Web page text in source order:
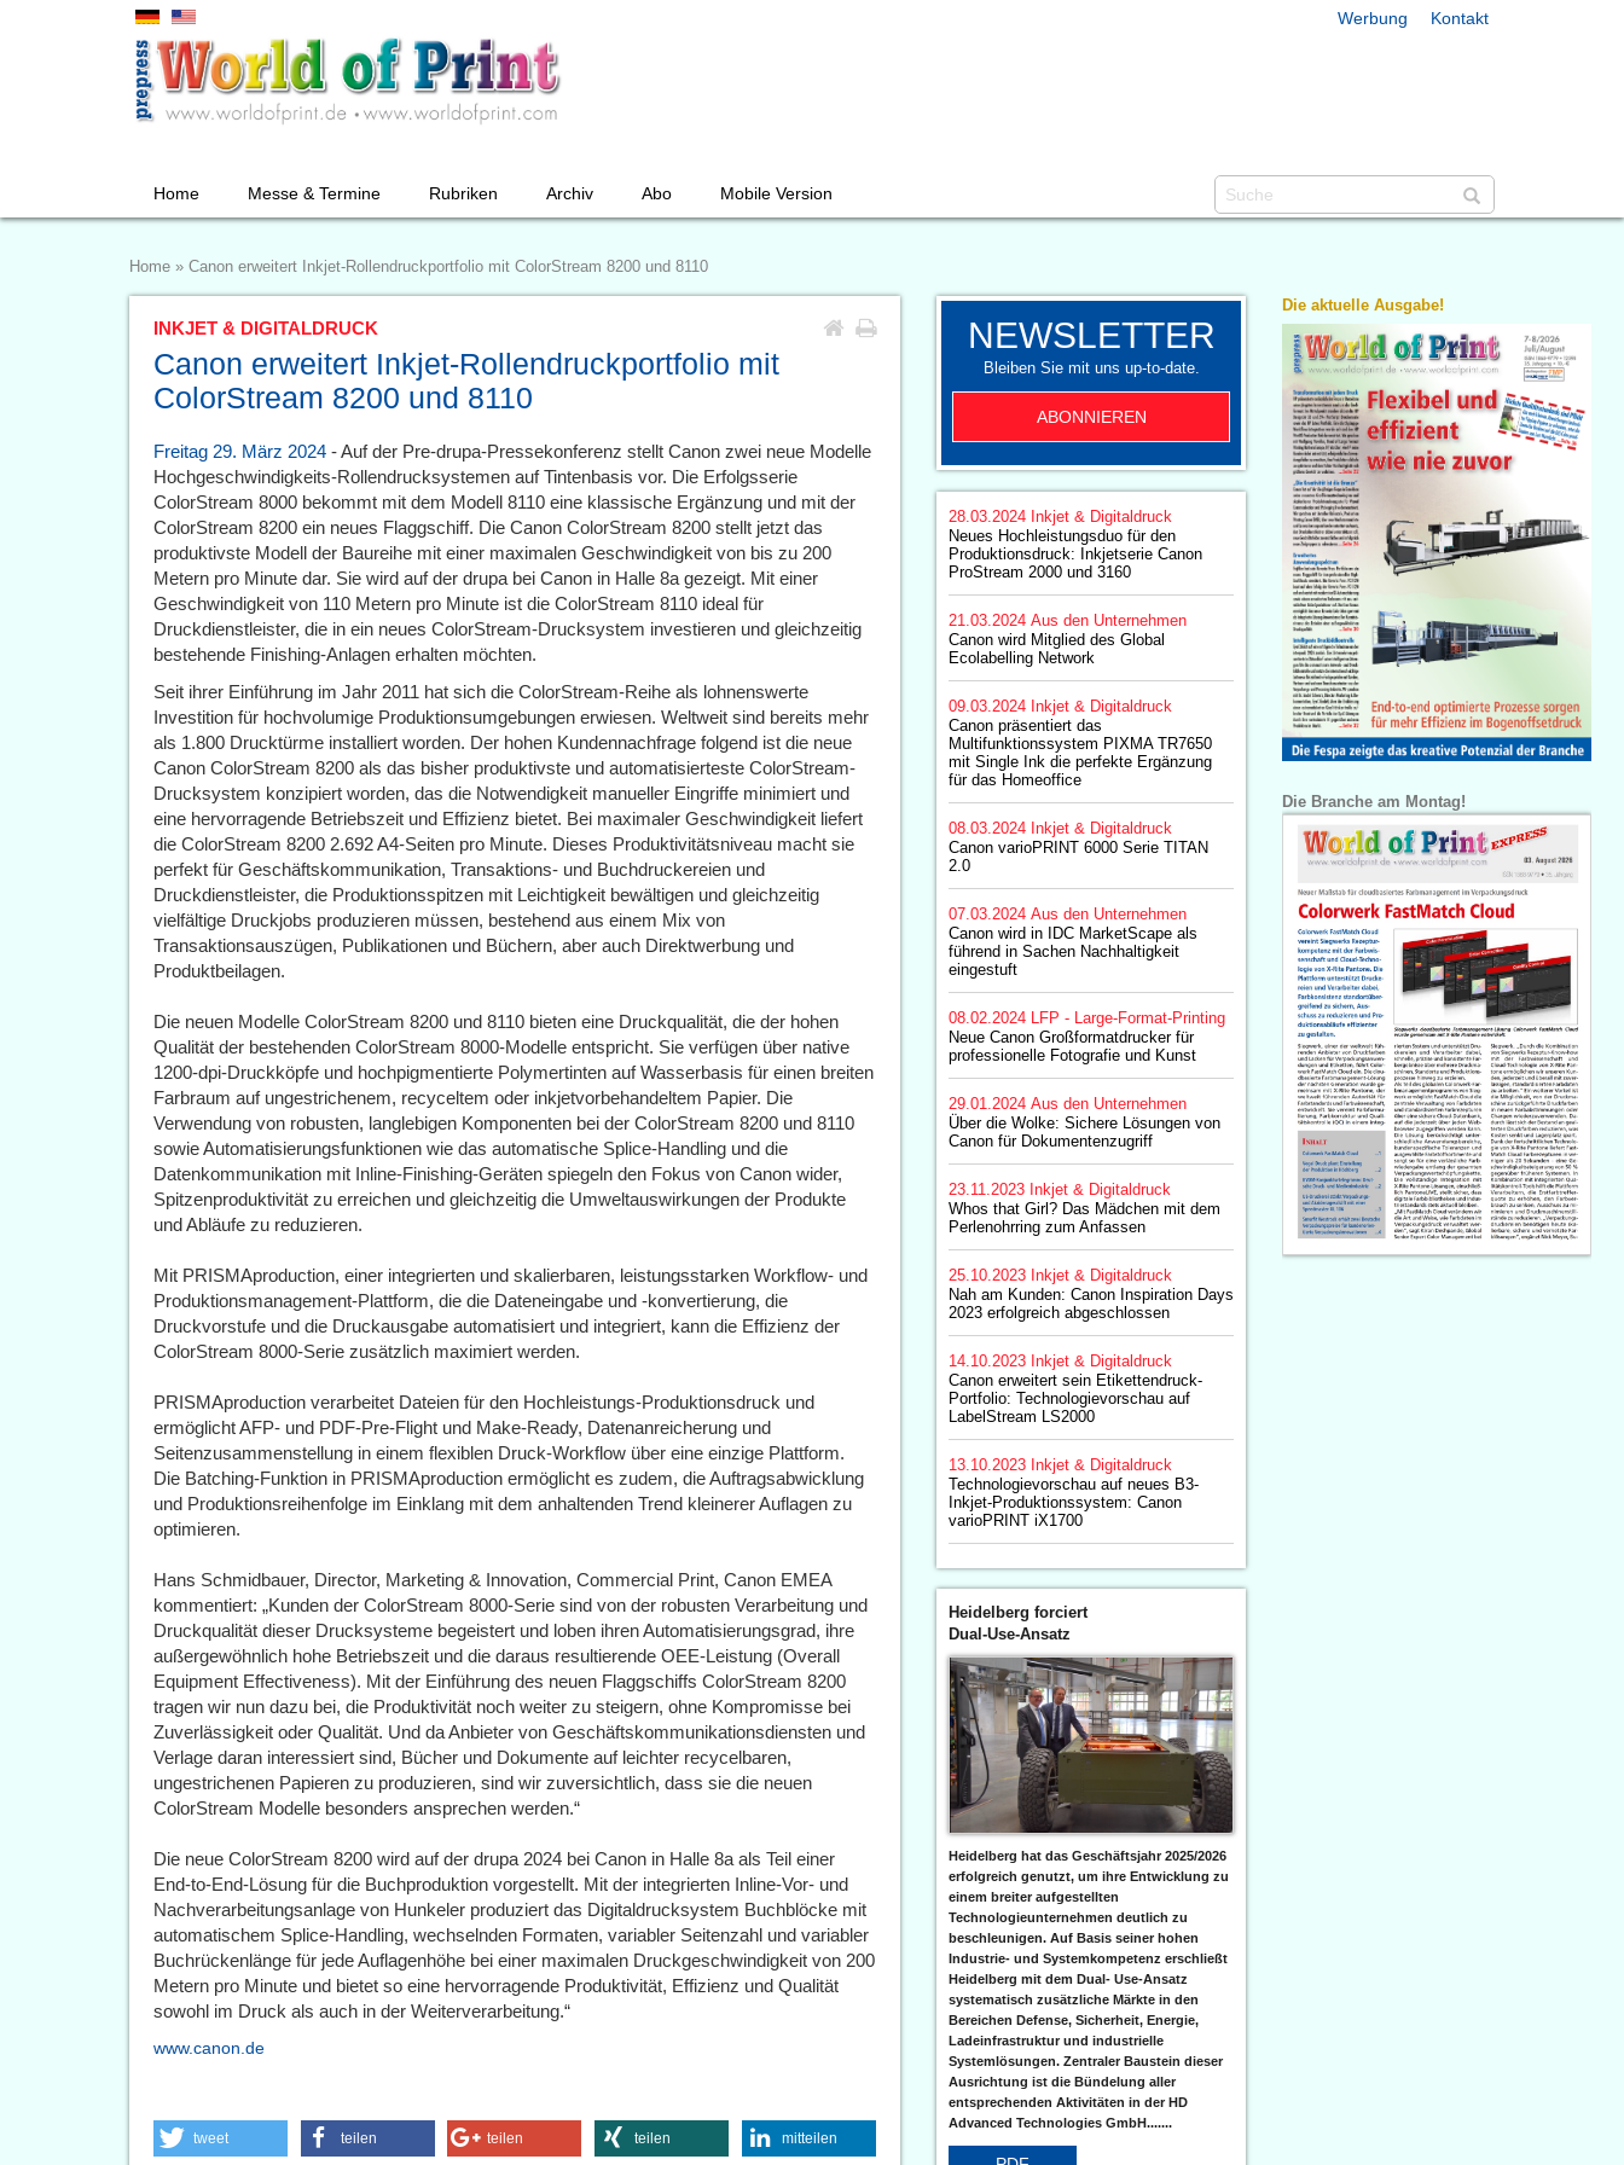
Werbung Kontakt
Home Messe & Termine Rubriken Archiv Abo Mobile Version
Home » Canon erweitert Inkjet-Rollendruckportfolio mit ColorStream 8200 und 8110
INKJET & DIGITALDRUCK
Canon erweitert Inkjet-Rollendruckportfolio mit
ColorStream 8200 und 8110
Freitag 29. März 2024 - Auf der Pre-drupa-Pressekonferenz stellt Canon zwei neue Modelle
Hochgeschwindigkeits-Rollendrucksystemen auf Tintenbasis vor. Die Erfolgsserie
ColorStream 8000 bekommt mit dem Modell 8110 eine klassische Ergänzung und mit der
ColorStream 8200 ein neues Flaggschiff. Die Canon ColorStream 8200 stellt jetzt das
produktivste Modell der Baureihe mit einer maximalen Geschwindigkeit von bis zu 200
Metern pro Minute dar. Sie wird auf der drupa bei Canon in Halle 8a gezeigt. Mit einer
Geschwindigkeit von 110 Metern pro Minute ist die ColorStream 8110 ideal für
Druckdienstleister, die in ein neues ColorStream-Drucksystem investieren und gleichzeitig
bestehende Finishing-Anlagen erhalten möchten.
Seit ihrer Einführung im Jahr 2011 hat sich die ColorStream-Reihe als lohnenswerte
Investition für hochvolumige Produktionsumgebungen erwiesen. Weltweit sind bereits mehr
als 1.800 Drucktürme installiert worden. Der hohen Kundennachfrage folgend ist die neue
Canon ColorStream 8200 als das bisher produktivste und automatisierteste ColorStream-
Drucksystem konzipiert worden, das die Notwendigkeit manueller Eingriffe minimiert und
eine hervorragende Betriebszeit und Effizienz bietet. Bei maximaler Geschwindigkeit liefert
die ColorStream 8200 2.692 A4-Seiten pro Minute. Dieses Produktivitätsniveau macht sie
perfekt für Geschäftskommunikation, Transaktions- und Buchdruckereien und
Druckdienstleister, die Produktionsspitzen mit Leichtigkeit bewältigen und gleichzeitig
vielfältige Druckjobs produzieren müssen, bestehend aus einem Mix von
Transaktionsauszügen, Publikationen und Büchern, aber auch Direktwerbung und
Produktbeilagen.
Die neuen Modelle ColorStream 8200 und 8110 bieten eine Druckqualität, die der hohen
Qualität der bestehenden ColorStream 8000-Modelle entspricht. Sie verfügen über native
1200-dpi-Druckköpfe und hochpigmentierte Polymertinten auf Wasserbasis für einen breiten
Farbraum auf ungestrichenem, recyceltem oder inkjetvorbehandeltem Papier. Die
Verwendung von robusten, langlebigen Komponenten bei der ColorStream 8200 und 8110
sowie Automatisierungsfunktionen wie das automatische Splice-Handling und die
Datenkommunikation mit Inline-Finishing-Geräten spiegeln den Fokus von Canon wider,
Spitzenproduktivität zu erreichen und gleichzeitig die Umweltauswirkungen der Produkte
und Abläufe zu reduzieren.
Mit PRISMAproduction, einer integrierten und skalierbaren, leistungsstarken Workflow- und
Produktionsmanagement-Plattform, die die Dateneingabe und -konvertierung, die
Druckvorstufe und die Druckausgabe automatisiert und integriert, kann die Effizienz der
ColorStream 8000-Serie zusätzlich maximiert werden.
PRISMAproduction verarbeitet Dateien für den Hochleistungs-Produktionsdruck und
ermöglicht AFP- und PDF-Pre-Flight und Make-Ready, Datenanreicherung und
Seitenzusammenstellung in einem flexiblen Druck-Workflow über eine einzige Plattform.
Die Batching-Funktion in PRISMAproduction ermöglicht es zudem, die Auftragsabwicklung
und Produktionsreihenfolge im Einklang mit dem anhaltenden Trend kleinerer Auflagen zu
optimieren.
Hans Schmidbauer, Director, Marketing & Innovation, Commercial Print, Canon EMEA
kommentiert: „Kunden der ColorStream 8000-Serie sind von der robusten Verarbeitung und
Druckqualität dieser Drucksysteme begeistert und loben ihren Automatisierungsgrad, ihre
außergewöhnlich hohe Betriebszeit und die daraus resultierende OEE-Leistung (Overall
Equipment Effectiveness). Mit der Einführung des neuen Flaggschiffs ColorStream 8200
tragen wir nun dazu bei, die Produktivität noch weiter zu steigern, ohne Kompromisse bei
Zuverlässigkeit oder Qualität. Und da Anbieter von Geschäftskommunikationsdiensten und
Verlage daran interessiert sind, Bücher und Dokumente auf leichter recycelbaren,
ungestrichenen Papieren zu produzieren, sind wir zuversichtlich, dass sie die neuen
ColorStream Modelle besonders ansprechen werden.“
Die neue ColorStream 8200 wird auf der drupa 2024 bei Canon in Halle 8a als Teil einer
End-to-End-Lösung für die Buchproduktion vorgestellt. Mit der integrierten Inline-Vor- und
Nachverarbeitungsanlage von Hunkeler produziert das Digitaldrucksystem Buchblöcke mit
automatischem Splice-Handling, wechselnden Formaten, variabler Seitenzahl und variabler
Buchrückenlänge für jede Auflagenhöhe bei einer maximalen Druckgeschwindigkeit von 200
Metern pro Minute und bietet so eine hervorragende Produktivität, Effizienz und Qualität
sowohl im Druck als auch in der Weiterverarbeitung.“
www.canon.de
tweet teilen teilen teilen mitteilen
NEWSLETTER
Bleiben Sie mit uns up-to-date.
ABONNIEREN
28.03.2024 Inkjet & Digitaldruck
Neues Hochleistungsduo für den
Produktionsdruck: Inkjetserie Canon
ProStream 2000 und 3160
21.03.2024 Aus den Unternehmen
Canon wird Mitglied des Global
Ecolabelling Network
09.03.2024 Inkjet & Digitaldruck
Canon präsentiert das
Multifunktionssystem PIXMA TR7650
mit Single Ink die perfekte Ergänzung
für das Homeoffice
08.03.2024 Inkjet & Digitaldruck
Canon varioPRINT 6000 Serie TITAN
2.0
07.03.2024 Aus den Unternehmen
Canon wird in IDC MarketScape als
führend in Sachen Nachhaltigkeit
eingestuft
08.02.2024
LFP - Large-Format-Printing
Neue Canon Großformatdrucker für
professionelle Fotografie und Kunst
29.01.2024 Aus den Unternehmen
Über die Wolke: Sichere Lösungen von
Canon für Dokumentenzugriff
23.11.2023 Inkjet & Digitaldruck
Whos that Girl? Das Mädchen mit dem
Perlenohrring zum Anfassen
25.10.2023 Inkjet & Digitaldruck
Nah am Kunden: Canon Inspiration Days
2023 erfolgreich abgeschlossen
14.10.2023 Inkjet & Digitaldruck
Canon erweitert sein Etikettendruck-
Portfolio: Technologievorschau auf
LabelStream LS2000
13.10.2023 Inkjet & Digitaldruck
Technologievorschau auf neues B3-
Inkjet-Produktionssystem: Canon
varioPRINT iX1700
Heidelberg forciert
Dual-Use-Ansatz
Heidelberg hat das Geschäftsjahr 2025/2026
erfolgreich genutzt, um ihre Entwicklung zu
einem breiter aufgestellten
Technologieunternehmen deutlich zu
beschleunigen. Auf Basis seiner hohen
Industrie- und Systemkompetenz erschließt
Heidelberg mit dem Dual- Use-Ansatz
systematisch zusätzliche Märkte in den
Bereichen Defense, Sicherheit, Energie,
Ladeinfrastruktur und industrielle
Systemlösungen. Zentraler Baustein dieser
Ausrichtung ist die Bündelung aller
entsprechenden Aktivitäten in der HD
Advanced Technologies GmbH.......
Die aktuelle Ausgabe!
Die Branche am Montag!